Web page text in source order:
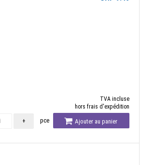
TVA incluse
hors frais d'expédition
+ pce Ajouter au panier